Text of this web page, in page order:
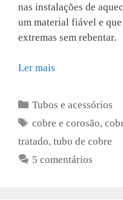
nas instalações de
um material fiável e
extremas sem rebentar.
Ler mais
Categorias
Tubos e acessórios
Etiquetas
cobre e corosão,
tratado, tubo de cobre
5 comentários